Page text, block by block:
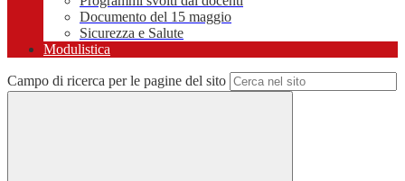
Documento del 15 maggio
Sicurezza e Salute
Modulistica
Campo di ricerca per le pagine del sito